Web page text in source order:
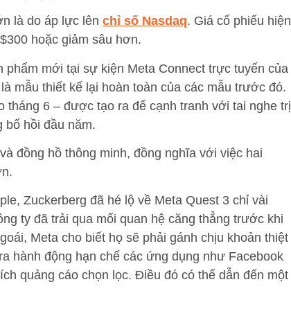
là do áp lực lên chỉ số Nasdaq. Giá cổ phiếu hiện
hoặc giảm sâu hơn.
mới tại sự kiện Meta Connect trực tuyến của
mẫu thiết kế lại hoàn toàn của các mẫu trước đó.
6 – được tạo ra để cạnh tranh với tai nghe trị
bố hồi đầu năm.
đồng hồ thông minh, đồng nghĩa với việc hai
Zuckerberg đã hé lộ về Meta Quest 3 chỉ vài
ty đã trải qua mối quan hệ căng thẳng trước khi
Meta cho biết họ sẽ phải gánh chịu khoản thiệt
hành động hạn chế các ứng dụng như Facebook
quảng cáo chọn lọc. Điều đó có thể dẫn đến một